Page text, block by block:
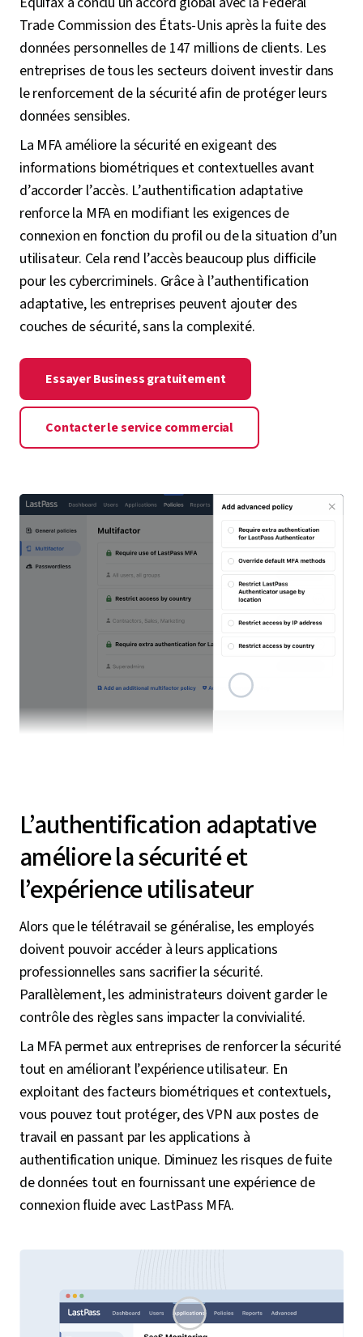
Trade Commission des États-Unis après la fuite des
données personnelles de 147 millions de clients. Les
entreprises de tous les secteurs doivent investir dans
le renforcement de la sécurité afin de protéger leurs
données sensibles.
La MFA améliore la sécurité en exigeant des
informations biométriques et contextuelles avant
d’accorder l’accès. L’authentification adaptative
renforce la MFA en modifiant les exigences de
connexion en fonction du profil ou de la situation d’un
utilisateur. Cela rend l’accès beaucoup plus difficile
pour les cybercriminels. Grâce à l’authentification
adaptative, les entreprises peuvent ajouter des
couches de sécurité, sans la complexité.
Essayer Business gratuitement
Contacter le service commercial
L’authentification adaptative
améliore la sécurité et
l’expérience utilisateur
Alors que le télétravail se généralise, les employés
doivent pouvoir accéder à leurs applications
professionnelles sans sacrifier la sécurité.
Parallèlement, les administrateurs doivent garder le
contrôle des règles sans impacter la convivialité.
La MFA permet aux entreprises de renforcer la sécurité
tout en améliorant l’expérience utilisateur. En
exploitant des facteurs biométriques et contextuels,
vous pouvez tout protéger, des VPN aux postes de
travail en passant par les applications à
authentification unique. Diminuez les risques de fuite
de données tout en fournissant une expérience de
connexion fluide avec LastPass MFA.